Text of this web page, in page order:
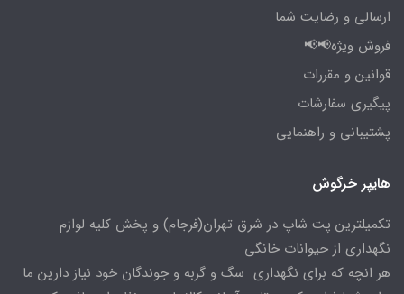
ارسالی و رضایت شما
فروش ویژه📢📢
قوانین و مقررات
پیگیری سفارشات
پشتیبانی و راهنمایی
هایپر خرگوش
تکمیلترین پت شاپ در شرق تهران(فرجام) و پخش کلیه لوازم
نگهداری از حیوانات خانگی
هر انچه که برای نگهداری سگ و گربه و جوندگان خود نیاز دارین ما